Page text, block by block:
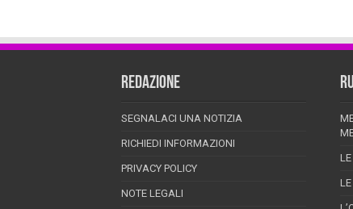
REDAZIONE
SEGNALACI UNA NOTIZIA
RICHIEDI INFORMAZIONI
PRIVACY POLICY
NOTE LEGALI